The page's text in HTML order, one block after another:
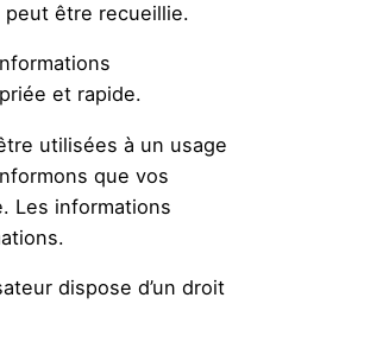
être recueillie.
et rapide.
utilisées à un usage
que vos
Les informations
dispose d’un droit